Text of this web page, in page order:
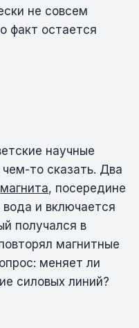
не совсем
факт остается
научные
то сказать. Два
магнита, посередине
и включается
получался в
магнитные
меняет ли
силовых линий?